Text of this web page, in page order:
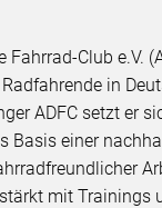
Fahrrad-Club
in
ADFC setzt er
Basis einer
mit Trainings